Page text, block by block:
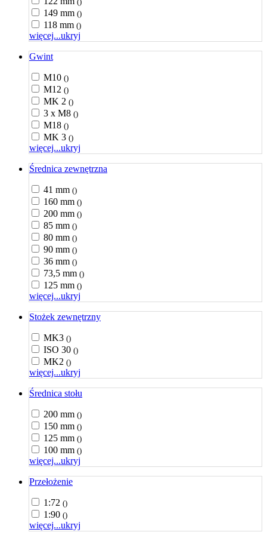
149 mm ()
118 mm ()
więcej...ukryj
Gwint
M10 ()
M12 ()
MK 2 ()
3 x M8 ()
M18 ()
MK 3 ()
więcej...ukryj
Średnica zewnętrzna
41 mm ()
160 mm ()
200 mm ()
85 mm ()
80 mm ()
90 mm ()
36 mm ()
73,5 mm ()
125 mm ()
więcej...ukryj
Stożek zewnętrzny
MK3 ()
ISO 30 ()
MK2 ()
więcej...ukryj
Średnica stołu
200 mm ()
150 mm ()
125 mm ()
100 mm ()
więcej...ukryj
Przełożenie
1:72 ()
1:90 ()
więcej...ukryj